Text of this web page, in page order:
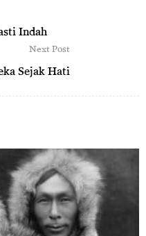
Indah
Next Post
Sejak Hati